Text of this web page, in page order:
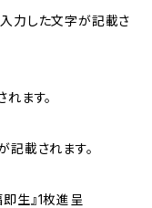
力した文字が記載さ
ます。
記載されます。
生』1枚進呈